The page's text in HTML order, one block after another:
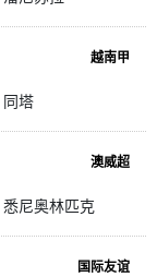
越南甲
同塔
澳威超
悉尼奥林匹克
国际友谊